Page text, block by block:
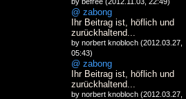
@ zabong
Ihr Beitrag ist, höflich und
zurückhaltend...
by norbert knobloch (2012.03.27,
05:43)
@ zabong
Ihr Beitrag ist, höflich und
zurückhaltend...
by norbert knobloch (2012.03.27,